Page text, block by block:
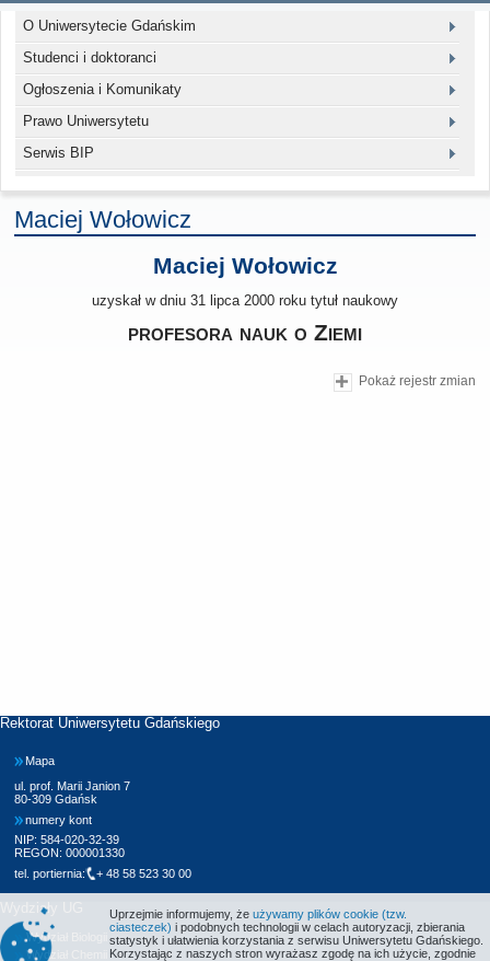
O Uniwersytecie Gdańskim
Studenci i doktoranci
Ogłoszenia i Komunikaty
Prawo Uniwersytetu
Serwis BIP
Maciej Wołowicz
Maciej Wołowicz
uzyskał w dniu 31 lipca 2000 roku tytuł naukowy
profesora nauk o Ziemi
Pokaż rejestr zmian
Rektorat Uniwersytetu Gdańskiego
Mapa
ul. prof. Marii Janion 7
80-309 Gdańsk
numery kont
NIP: 584-020-32-39
REGON: 000001330
tel. portiernia:
+ 48 58 523 30 00
Wydziały UG
Wydział Biologii
Wydział Chemii
Uprzejmie informujemy, że używamy plików cookie (tzw.
ciasteczek) i podobnych technologii w celach autoryzacji, zbierania
statystyk i ułatwienia korzystania z serwisu Uniwersytetu Gdańskiego.
Korzystając z naszych stron wyrażasz zgodę na ich użycie, zgodnie